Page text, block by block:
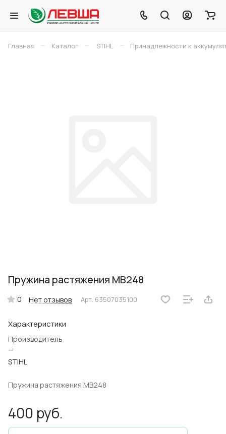
Главная – Каталог – STIHL – Принадлежности к
Пружина растяжения MB248
0 Нет отзывов Арт. 63507035100
Характеристики
Производитель
—
STIHL
Пружина растяжения MB248
400 руб.